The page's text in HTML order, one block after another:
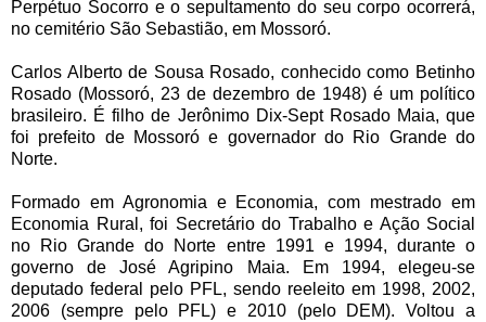
Perpétuo Socorro e o sepultamento do seu corpo ocorrerá,
no cemitério São Sebastião, em Mossoró.
Carlos Alberto de Sousa Rosado, conhecido como Betinho
Rosado (Mossoró, 23 de dezembro de 1948) é um político
brasileiro. É filho de Jerônimo Dix-Sept Rosado Maia, que
foi prefeito de Mossoró e governador do Rio Grande do
Norte.
Formado em Agronomia e Economia, com mestrado em
Economia Rural, foi Secretário do Trabalho e Ação Social
no Rio Grande do Norte entre 1991 e 1994, durante o
governo de José Agripino Maia. Em 1994, elegeu-se
deputado federal pelo PFL, sendo reeleito em 1998, 2002,
2006 (sempre pelo PFL) e 2010 (pelo DEM). Voltou a